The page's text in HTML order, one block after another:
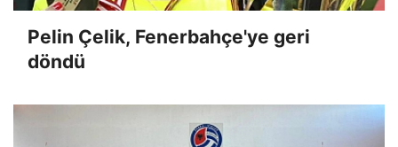
Pelin Çelik, Fenerbahçe'ye geri
döndü